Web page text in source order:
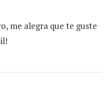
me alegra que te guste